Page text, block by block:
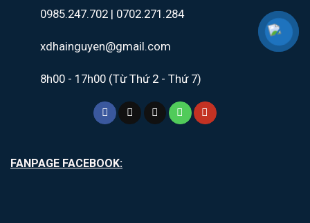
0985.247.702 | 0702.271.284
xdhainguyen@gmail.com
8h00 - 17h00 (Từ Thứ 2 - Thứ 7)
FANPAGE FACEBOOK: